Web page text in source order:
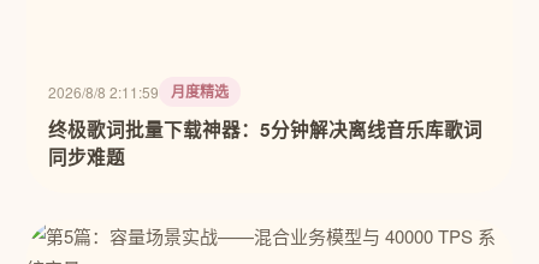
2026/8/8 2:11:59 月度精选
终极歌词批量下载神器：5分钟解决离线音乐库歌词
同步难题